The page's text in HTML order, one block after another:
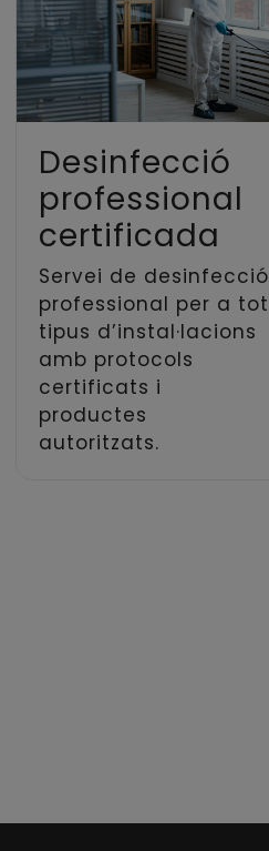
Desinfecció
professional
certificada
Servei de desinfecció
professional per a tot
tipus d’instal·lacions
amb protocols
certificats i
productes
autoritzats.